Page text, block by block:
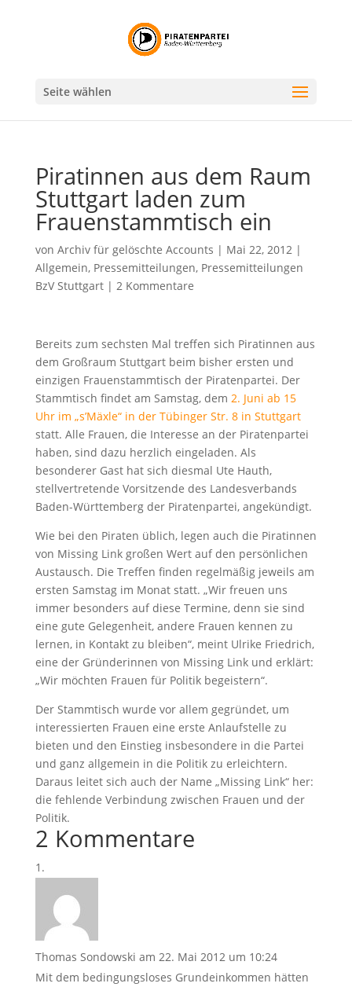
Seite wählen
Piratinnen aus dem Raum
Stuttgart laden zum
Frauenstammtisch ein
von Archiv für gelöschte Accounts | Mai 22, 2012|
Allgemein, Pressemitteilungen, Pressemitteilungen
BzV Stuttgart| 2 Kommentare
Bereits zum sechsten Mal treffen sich Piratinnen aus
dem Großraum Stuttgart beim bisher ersten und
einzigen Frauenstammtisch der Piratenpartei. Der
Stammtisch findet am Samstag, dem 2. Juni ab 15
Uhr im „s’Mäxle“ in der Tübinger Str. 8 in Stuttgart
statt. Alle Frauen, die Interesse an der Piratenpartei
haben, sind dazu herzlich eingeladen. Als
besonderer Gast hat sich diesmal Ute Hauth,
stellvertretende Vorsitzende des Landesverbands
Baden-Württemberg der Piratenpartei, angekündigt.
Wie bei den Piraten üblich, legen auch die Piratinnen
von Missing Link großen Wert auf den persönlichen
Austausch. Die Treffen finden regelmäßig jeweils am
ersten Samstag im Monat statt. „Wir freuen uns
immer besonders auf diese Termine, denn sie sind
eine gute Gelegenheit, andere Frauen kennen zu
lernen, in Kontakt zu bleiben“, meint Ulrike Friedrich,
eine der Gründerinnen von Missing Link und erklärt:
„Wir möchten Frauen für Politik begeistern“.
Der Stammtisch wurde vor allem gegründet, um
interessierten Frauen eine erste Anlaufstelle zu
bieten und den Einstieg insbesondere in die Partei
und ganz allgemein in die Politik zu erleichtern.
Daraus leitet sich auch der Name „Missing Link“ her:
die fehlende Verbindung zwischen Frauen und der
Politik.
2 Kommentare
Thomas Sondowski am 22. Mai 2012 um 10:24
Mit dem bedingungsloses Grundeinkommen hätten